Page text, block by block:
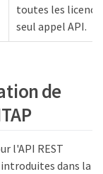
toutes les
seul appel API.
de
l'API REST
dans la